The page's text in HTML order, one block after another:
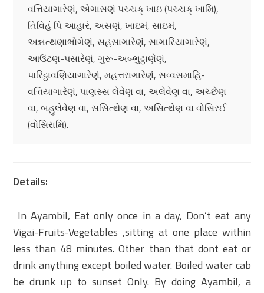
વત્તિયાગારેણં, એગાસણં પચ્ચક્ ખાઇ (પચ્ચક્ ખામિ),
તિવિહં પિ આહારં, અસણં, ખાઇમં, સાઇમં,
અન્નત્થણાભોગેણં, સહસાગારેણં, સાગારિયાગારેણં,
આઉંટણ-પસારેણં, ગુરૂ-અબ્ભુટ્ઠાણેણં,
પારિટ્ઠાવણિયાગારેણં, મહત્તરાગારેણં, સવ્વસમાહિ-
વત્તિયાગારેણં, પાણસ્સ લેવેણ વા, અલેવેણ વા, અચ્છેણ
વા, બહુલેવેણ વા, સસિત્થેણ વા, અસિત્થેણ વા વોસિરઈ
(વોસિરામિ).
Details:
In Ayambil, Eat only once in a day, Don’t eat any
Vigai-Fruits-Vegetables ,sitting at one place within
less than 48 minutes. Other than that dont eat or
drink anything except boiled water. Boiled water cab
be drunk up to sunset Only. By doing Ayambil, a